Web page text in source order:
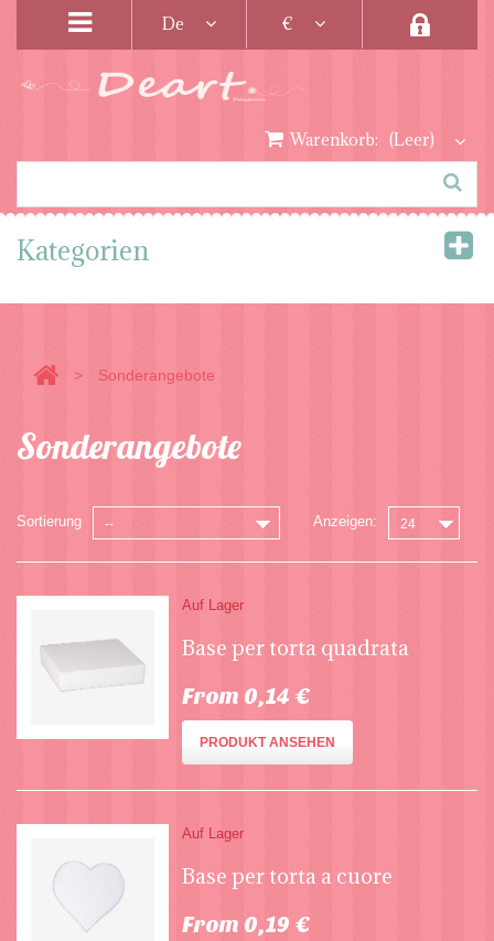
De €
Warenkorb: (Leer)
Kategorien
> Sonderangebote
Sonderangebote
Sortierung -- Anzeigen: 24
Auf Lager
Base per torta quadrata
From 0,14 €
PRODUKT ANSEHEN
Auf Lager
Base per torta a cuore
From 0,19 €